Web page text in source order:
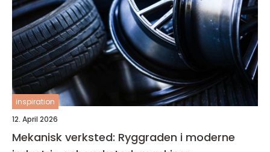
inspiration
12. April 2026
Mekanisk verksted: Ryggraden i moderne